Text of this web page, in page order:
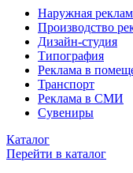
Наружная
Производство
Дизайн-студия
Типография
Реклама в
Транспорт
Реклама в СМИ
Сувениры
Каталог
Перейти в каталог